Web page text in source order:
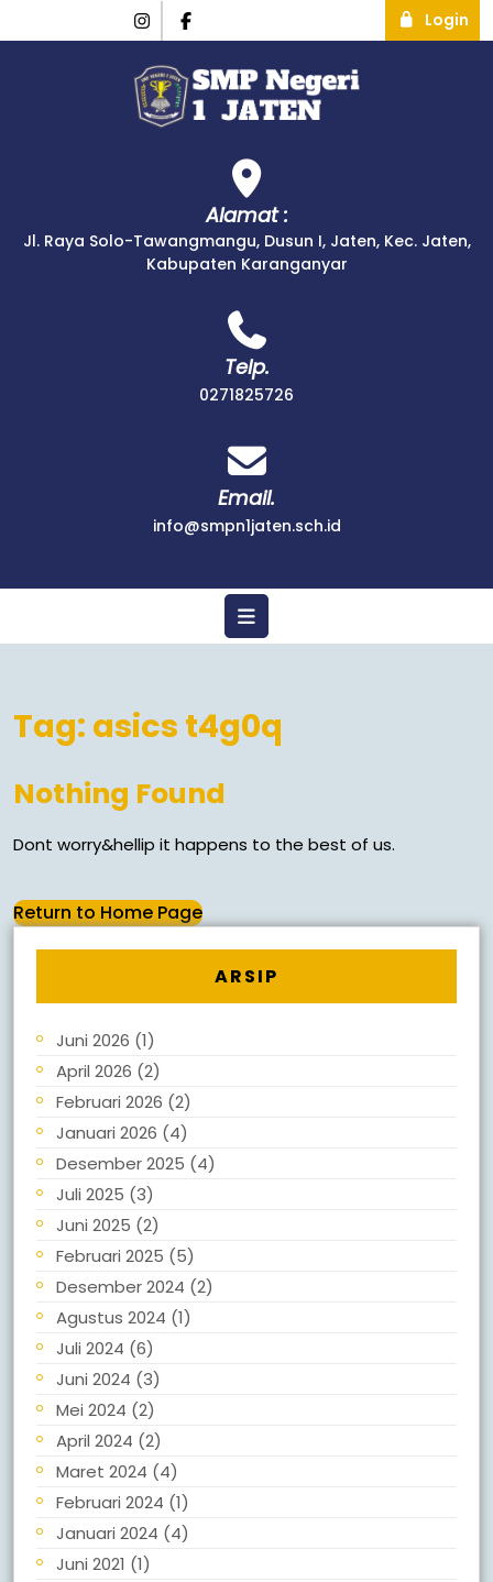
Login
Alamat :
Jl. Raya Solo-Tawangmangu, Dusun I, Jaten, Kec. Jaten,
Kabupaten Karanganyar
Telp.
0271825726
Email.
info@smpn1jaten.sch.id
Tag: asics t4g0q
Nothing Found
Dont worry&hellip it happens to the best of us.
Return to Home Page
ARSIP
Juni 2026 (1)
April 2026 (2)
Februari 2026 (2)
Januari 2026 (4)
Desember 2025 (4)
Juli 2025 (3)
Juni 2025 (2)
Februari 2025 (5)
Desember 2024 (2)
Agustus 2024 (1)
Juli 2024 (6)
Juni 2024 (3)
Mei 2024 (2)
April 2024 (2)
Maret 2024 (4)
Februari 2024 (1)
Januari 2024 (4)
Juni 2021 (1)